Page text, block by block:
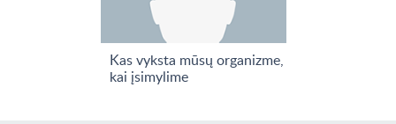
Kas vyksta mūsų organizme,
kai įsimylime